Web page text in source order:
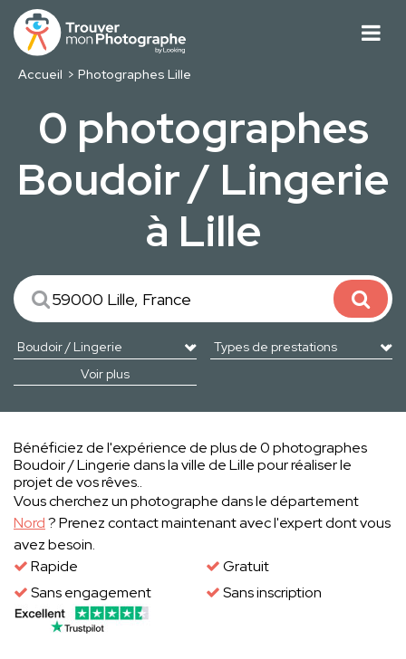
Accueil Photographes Lille
0 photographes
Boudoir / Lingerie
à Lille
Voir plus
Bénéficiez de l'expérience de plus de 0 photographes
Boudoir / Lingerie dans la ville de Lille pour réaliser le
projet de vos rêves..
Vous cherchez un photographe dans le département
Nord? Prenez contact maintenant avec l'expert dont vous
avez besoin.
Rapide
Gratuit
Sans engagement
Sans inscription